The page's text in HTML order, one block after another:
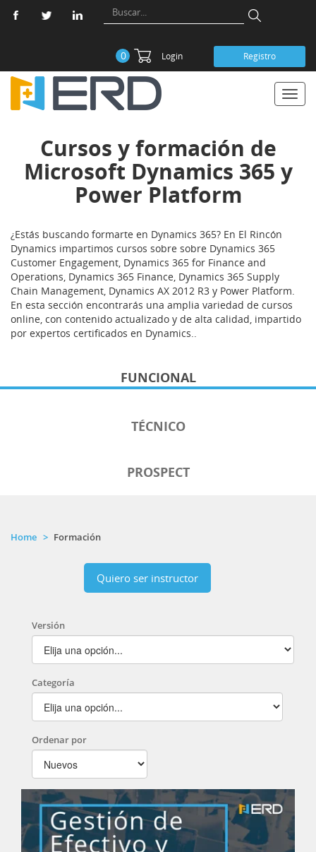
0 Login Registro
Cursos y formación de
Microsoft Dynamics 365 y
Power Platform
¿Estás buscando formarte en Dynamics 365? En El Rincón
Dynamics impartimos cursos sobre sobre Dynamics 365
Customer Engagement, Dynamics 365 for Finance and
Operations, Dynamics 365 Finance, Dynamics 365 Supply
Chain Management, Dynamics AX 2012 R3 y Power Platform.
En esta sección encontrarás una amplia variedad de cursos
online, con contenido actualizado y de alta calidad, impartido
por expertos certificados en Dynamics..
FUNCIONAL
TÉCNICO
PROSPECT
Home Formación
Quiero ser instructor
Versión
Categoría
Ordenar por